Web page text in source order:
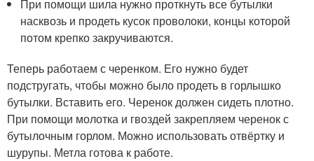
При помощи шила нужно проткнуть все бутылки
насквозь и продеть кусок проволоки, концы которой
потом крепко закручиваются.
Теперь работаем с черенком. Его нужно будет
подстругать, чтобы можно было продеть в горлышко
бутылки. Вставить его. Черенок должен сидеть плотно.
При помощи молотка и гвоздей закрепляем черенок с
бутылочным горлом. Можно использовать отвёртку и
шурупы. Метла готова к работе.